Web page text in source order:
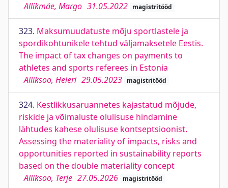
Allikmäe, Margo 31.05.2022 magistritööd
323. Maksumuudatuste mõju sportlastele ja
spordikohtunikele tehtud väljamaksetele Eestis.
The impact of tax changes on payments to
athletes and sports referees in Estonia
Alliksoo, Heleri 29.05.2023 magistritööd
324. Kestlikkusaruannetes kajastatud mõjude,
riskide ja võimaluste olulisuse hindamine
lähtudes kahese olulisuse kontseptsioonist.
Assessing the materiality of impacts, risks and
opportunities reported in sustainability reports
based on the double materiality concept
Alliksoo, Terje 27.05.2026 magistritööd